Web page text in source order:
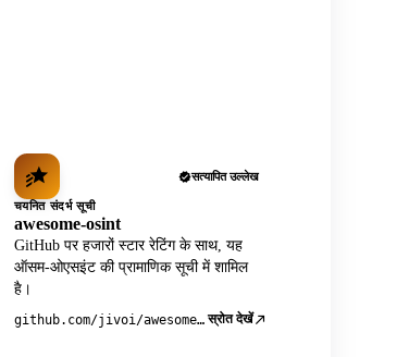
सत्यापित उल्लेख
चयनित संदर्भ सूची
awesome-osint
GitHub पर हजारों स्टार रेटिंग के साथ, यह
ऑसम-ओएसइंट की प्रामाणिक सूची में शामिल
है।
github.com/jivoi/awesome-osint स्रोत देखें